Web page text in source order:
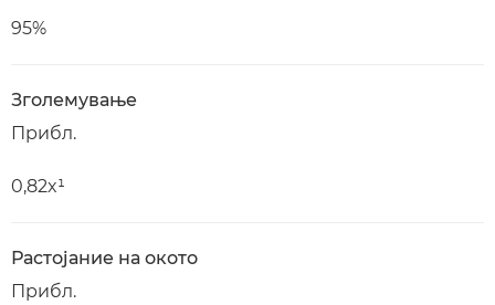
95%
Зголемување
Прибл.
0,82x¹
Растојание на окото
Прибл.